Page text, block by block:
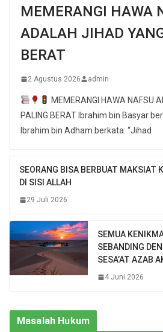
MEMERANGI HAWA
ADALAH JIHAD
BERAT
2 Agustus 2026 admin
MEMERANGI HAWA NAFSU
PALING BERAT Ibrahim bin Basyar
Ibrahim bin Adham berkata: “Jihad
SEORANG BISA BERBUAT MAKSIAT
DI SISI ALLAH
29 Juli 2026
SEMUA
SEBANDING
SESA’AT AZAB
4 Juni 2026
Masalah Hukum